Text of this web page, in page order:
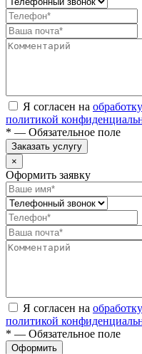
Я согласен на
политикой
* — Обязательное поле
Заказать услугу
×
Оформить заявку
Я согласен на
политикой
* — Обязательное поле
Оформить